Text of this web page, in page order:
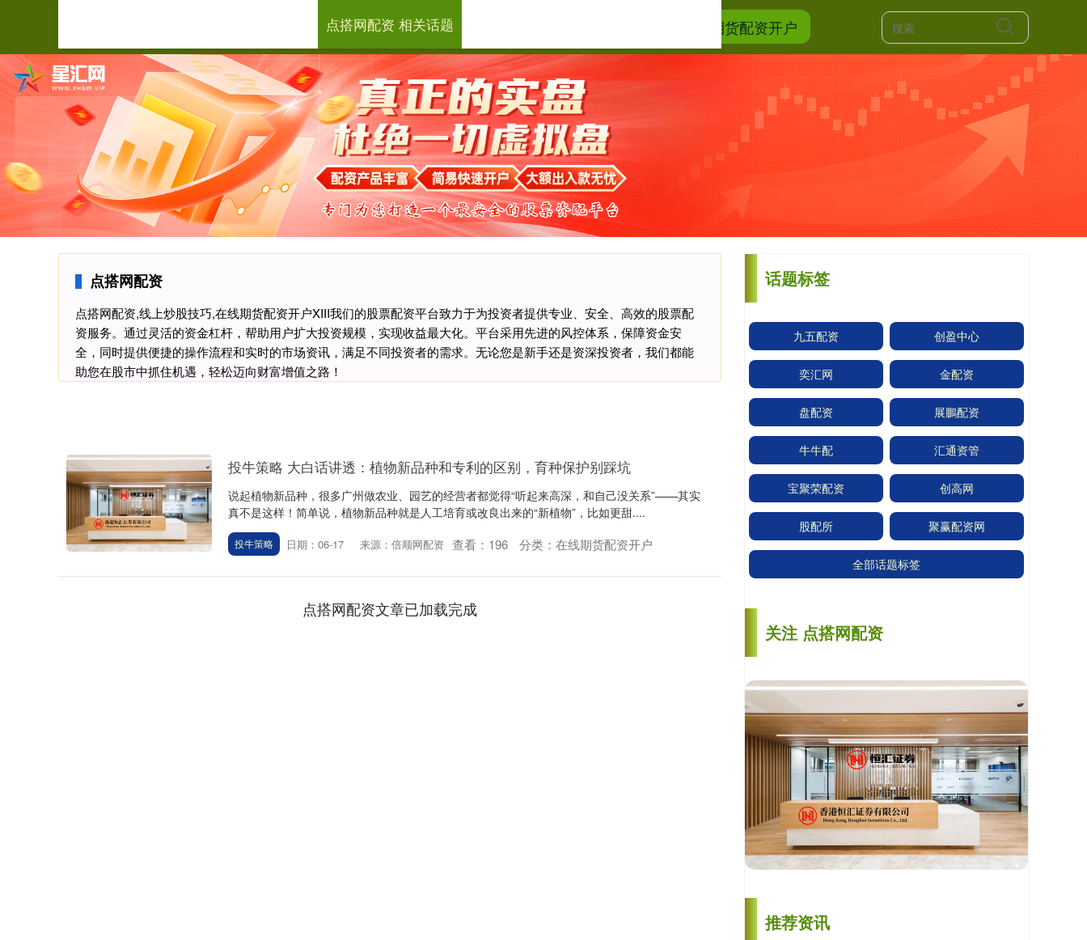
点搭网配资 在线期货配资开户
点搭网配资
点搭网配资,线上炒股技巧,在线期货配资开户XIII‌我们的股票配资平台致力于为投资者提供专业、安全、高效的股票配
资服务。通过灵活的资金杠杆，帮助用户扩大投资规模，实现收益最大化。平台采用先进的风控体系，保障资金安
全，同时提供便捷的操作流程和实时的市场资讯，满足不同投资者的需求。无论您是新手还是资深投资者，我们都能
助您在股市中抓住机遇，轻松迈向财富增值之路！
点搭网配资 相关话题
投牛策略 大白话讲透：植物新品种和专利的区别，育种保护别踩坑
说起植物新品种，很多广州做农业、园艺的经营者都觉得“听起来高深，和自己没关系”——其实
真不是这样！简单说，植物新品种就是人工培育或改良出来的“新植物”，比如更甜....
投牛策略 日期：06-17 来源：倍顺网配资 查看： 196 分类： 在线期货配资开户
点搭网配资文章已加载完成
话题标签
九五配资 创盈中心
奕汇网 金配资
盘配资 展鵬配资
牛牛配 汇通资管
宝聚荣配资 创高网
股配所 聚赢配资网
全部话题标签
关注 点搭网配资
推荐资讯